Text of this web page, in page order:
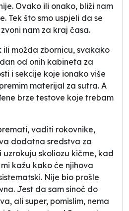
Ovako ili onako, bliži nam
Tek što smo uspjeli da se
nam za kraj časa.
možda zbornicu, svakako
od onih kabineta za
i sekcije koje ionako više
materijal za sutra. A
brze testove koje trebam
vaditi rokovnike,
dodatna sredstva za
uzrokuju skoliozu kičme, kad
kažu kako će njihova
Nije bio prošle
Jest da sam sinoć do
ali super, pomislim, nema